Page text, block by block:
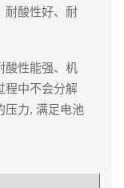
耐酸性好、耐
酸性能强、机
程中不会分解
压力, 满足电池